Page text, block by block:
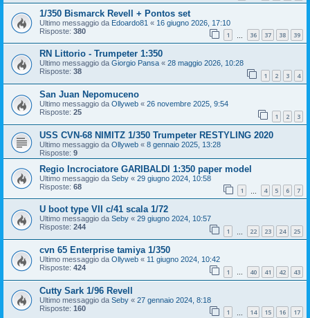
1/350 Bismarck Revell + Pontos set
Ultimo messaggio da Edoardo81 « 16 giugno 2026, 17:10
Risposte: 380 1 36 37 38 39
RN Littorio - Trumpeter 1:350
Ultimo messaggio da Giorgio Pansa « 28 maggio 2026, 10:28
Risposte: 38 1 2 3 4
San Juan Nepomuceno
Ultimo messaggio da Ollyweb « 26 novembre 2025, 9:54
Risposte: 25 1 2 3
USS CVN-68 NIMITZ 1/350 Trumpeter RESTYLING 2020
Ultimo messaggio da Ollyweb « 8 gennaio 2025, 13:28
Risposte: 9
Regio Incrociatore GARIBALDI 1:350 paper model
Ultimo messaggio da Seby « 29 giugno 2024, 10:58
Risposte: 68 1 4 5 6 7
U boot type VII c/41 scala 1/72
Ultimo messaggio da Seby « 29 giugno 2024, 10:57
Risposte: 244 1 22 23 24 25
cvn 65 Enterprise tamiya 1/350
Ultimo messaggio da Ollyweb « 11 giugno 2024, 10:42
Risposte: 424 1 … 40 41 42 43
Cutty Sark 1/96 Revell
Ultimo messaggio da Seby « 27 gennaio 2024, 8:18
Risposte: 160 1 14 15 16 17